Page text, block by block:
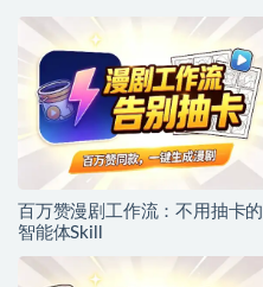
百万赞漫剧工作流：不用抽卡的
智能体Skill